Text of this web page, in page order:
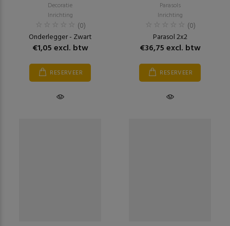
Decoratie
Inrichting
(0)
Onderlegger - Zwart
€1,05 excl. btw
RESERVEER
Parasols
Inrichting
(0)
Parasol 2x2
€36,75 excl. btw
RESERVEER